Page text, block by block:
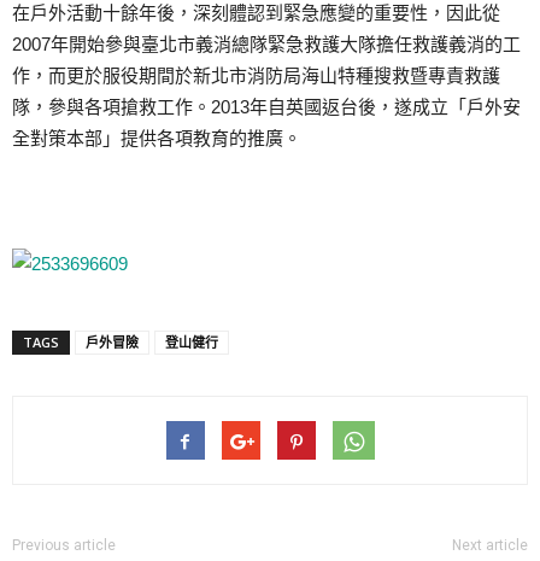
在戶外活動十餘年後，深刻體認到緊急應變的重要性，因此從
2007年開始參與臺北市義消總隊緊急救護大隊擔任救護義消的工
作，而更於服役期間於新北市消防局海山特種搜救暨專責救護
隊，參與各項搶救工作。2013年自英國返台後，遂成立「戶外安
全對策本部」提供各項教育的推廣。
TAGS 戶外冒險 登山健行
Previous article Next article